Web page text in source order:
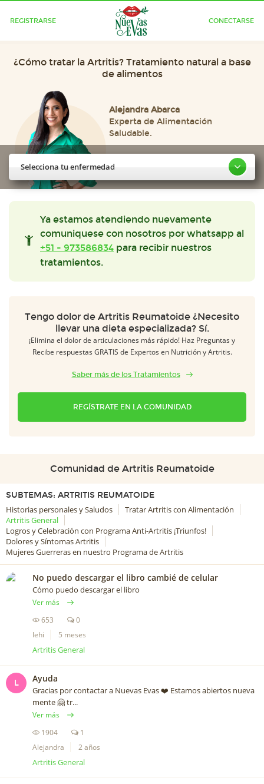
REGISTRARSE CONECTARSE
¿Cómo tratar la Artritis? Tratamiento natural a base
de alimentos
Alejandra Abarca
Experta de Alimentación
Saludable.
Selecciona tu enfermedad
Ya estamos atendiendo nuevamente
comuniquese con nosotros por whatsapp al
+51 - 973586834 para recibir nuestros
tratamientos.
Tengo dolor de Artritis Reumatoide ¿Necesito
llevar una dieta especializada? Sí.
¡Elimina el dolor de articulaciones más rápido! Haz Preguntas y
Recibe respuestas GRATIS de Expertos en Nutrición y Artritis.
Saber más de los Tratamientos
REGÍSTRATE EN LA COMUNIDAD
Comunidad de Artritis Reumatoide
SUBTEMAS: ARTRITIS REUMATOIDE
Historias personales y Saludos
Tratar Artritis con Alimentación
Artritis General
Logros y Celebración con Programa Anti-Artritis ¡Triunfos!
Dolores y Síntomas Artritis
Mujeres Guerreras en nuestro Programa de Artritis
No puedo descargar el libro cambié de celular
Cómo puedo descargar el libro
Ver más
653
0
lehi
5 meses
Artritis General
L Ayuda
Gracias por contactar a Nuevas Evas ❤️️ Estamos abiertos nueva
mente 🤗 tr...
Ver más
1904
1
Alejandra
2 años
Artritis General